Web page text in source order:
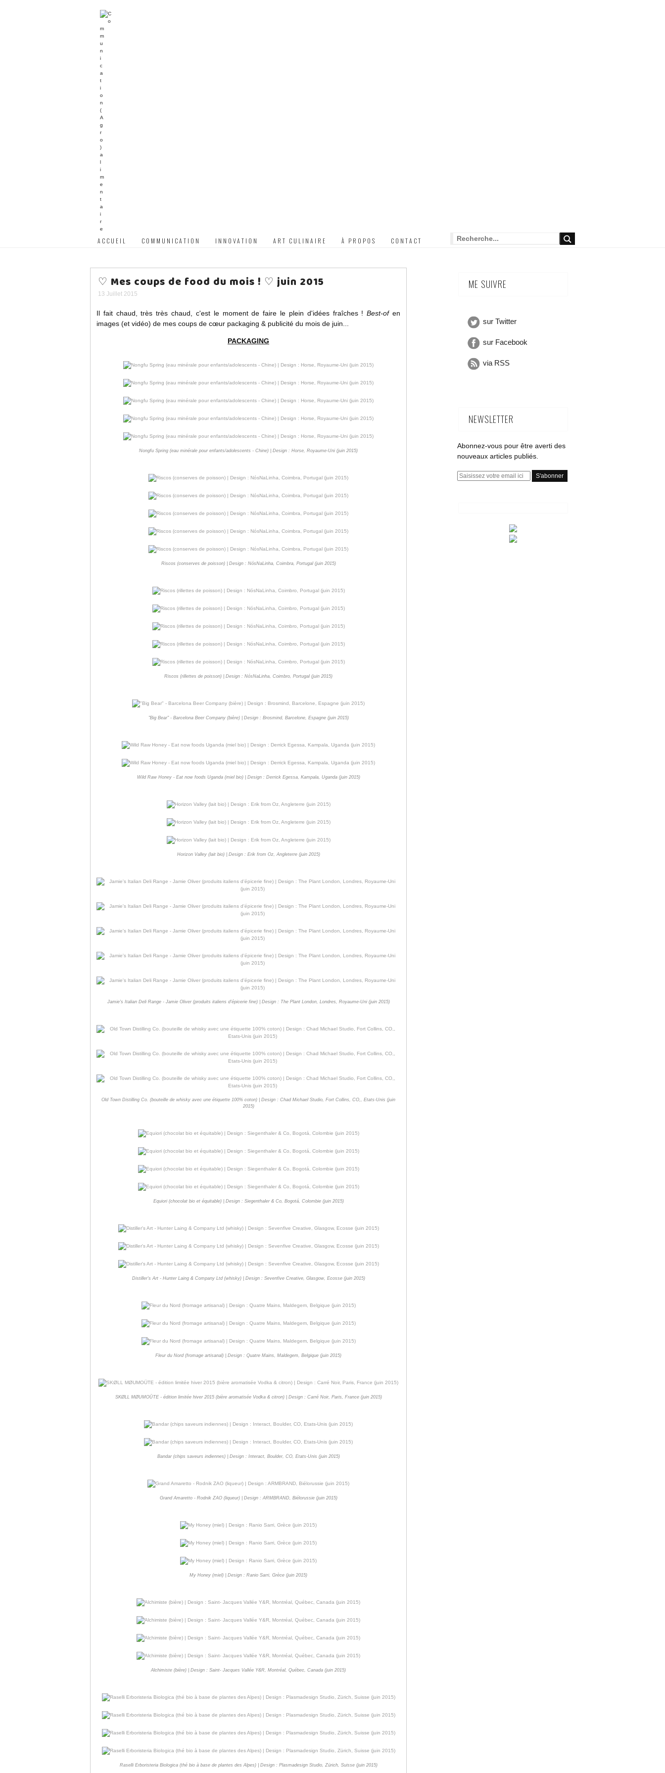
ACCUEIL COMMUNICATION INNOVATION ART CULINAIRE À PROPOS CONTACT
♡ Mes coups de food du mois ! ♡ juin 2015
13 Juillet 2015
Il fait chaud, très très chaud, c'est le moment de faire le plein d'idées fraîches !Best-ofen
images (et vidéo) de mes coups de cœur packaging & publicité du mois de juin...
PACKAGING
Nongfu Spring (eau minérale pour enfants/adolescents - Chine) | Design : Horse, Royaume-Uni (juin 2015)
Riscos (conserves de poisson) | Design : NósNaLinha, Coimbra, Portugal (juin 2015)
Riscos (rillettes de poisson) | Design : NósNaLinha, Coimbro, Portugal (juin 2015)
"Big Bear" - Barcelona Beer Company (bière) | Design : Brosmind, Barcelone, Espagne (juin 2015)
Wild Raw Honey - Eat now foods Uganda (miel bio) | Design : Derrick Egessa, Kampala, Uganda (juin 2015)
Horizon Valley (lait bio) | Design : Erik from Oz, Angleterre (juin 2015)
Jamie's Italian Deli Range - Jamie Oliver (produits italiens d'épicerie fine) | Design : The Plant London, Londres, Royaume-Uni (juin 2015)
Old Town Distilling Co. (bouteille de whisky avec une étiquette 100% coton) | Design : Chad Michael Studio, Fort Collins, CO,, Etats-Unis (juin
2015)
Equiori (chocolat bio et équitable) | Design : Siegenthaler & Co, Bogotá, Colombie (juin 2015)
Distiller's Art - Hunter Laing & Company Ltd (whisky) | Design : Sevenfive Creative, Glasgow, Ecosse (juin 2015)
Fleur du Nord (fromage artisanal) | Design : Quatre Mains, Maldegem, Belgique (juin 2015)
SKØLL MØUMOÜTE - édition limitée hiver 2015 (bière aromatisée Vodka & citron) | Design : Carré Noir, Paris, France (juin 2015)
Bandar (chips saveurs indiennes) | Design : Interact, Boulder, CO, Etats-Unis (juin 2015)
Grand Amaretto - Rodnik ZAO (liqueur) | Design : ARMBRAND, Biélorussie (juin 2015)
My Honey (miel) | Design : Ranio Sarri, Grèce (juin 2015)
Alchimiste (bière) | Design : Saint- Jacques Vallée Y&R, Montréal, Québec, Canada (juin 2015)
Raselli Erboristeria Biologica (thé bio à base de plantes des Alpes) | Design : Plasmadesign Studio, Zürich, Suisse (juin 2015)
ME SUIVRE
sur Twitter
sur Facebook
via RSS
NEWSLETTER
Abonnez-vous pour être averti des
nouveaux articles publiés.
E